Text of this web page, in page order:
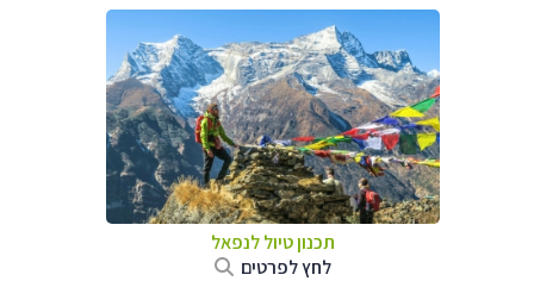
תכנון טיול לנפאל
לחץ לפרטים